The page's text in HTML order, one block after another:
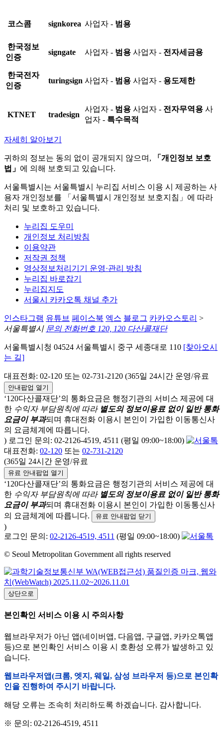
코스콤 signkorea 사업자 - 범용
한국정보
인증
signgate 사업자 - 범용 사업자 - 전자세금용
한국전자
인증
turingsign 사업자 - 범용 사업자 - 용도제한
KTNET tradesign
사업자 - 범용 사업자 - 전자무역용 사
업자 - 특수목적
자세히 알아보기
귀하의 정보는 동의 없이 공개되지 않으며,
「개인정보 보호
법」 에 의해 보호되고 있습니다.
서울특별시는 서울특별시 누리집 서비스 이용 시 제공하는 사
용자 개인정보를 「서울특별시 개인정보 보호지침」에 따라
처리 및 보호하고 있습니다.
누리집 도우미
개인정보 처리방침
이용약관
저작권 정책
영상정보처리기기 운영·관리 방침
누리집 바로잡기
누리집지도
서울시 카카오톡 채널 추가
인스타그램 유튜브 페이스북 엑스 블로그 카카오스토리 >
서울특별시 문의 전화번호 120, 120 다산콜재단
서울특별시청 04524 서울특별시 중구 세종대로 110 [찾아오시
는 길]
대표전화: 02-120 또는 02-731-2120 (365일 24시간 운영/유료
안내팝업 열기
‘120다산콜재단’의 통화요금은 행정기관의 서비스 제공에 대
한 수익자 부담원칙에 따라 별도의 정보이용료 없이 일반 통화
요금이 부과되며 휴대전화 이용시 본인이 가입한 이동통신사
의 요금체계에 따릅니다.
) 로그인 문의: 02-2126-4519, 4511 (평일 09:00~18:00)
대표전화: 02-120 또는 02-731-2120
(365일 24시간 운영/유료
유료 안내팝업 열기
‘120다산콜재단’의 통화요금은 행정기관의 서비스 제공에 대
한 수익자 부담원칙에 따라 별도의 정보이용료 없이 일반 통화
요금이 부과되며 휴대전화 이용시 본인이 가입한 이동통신사
의 요금체계에 따릅니다.
유료 안내팝업 닫기
)
로그인 문의: 02-2126-4519, 4511 (평일 09:00~18:00)
© Seoul Metropolitan Government all rights reserved
상단으로
본인확인 서비스 이용 시 주의사항
웹브라우저가 아닌 앱(네이버앱, 다음앱, 구글앱, 카카오톡앱
등)으로 본인확인 서비스 이용 시 호환성 오류가 발생하고 있
습니다.
웹브라우저앱(크롬, 엣지, 웨일, 삼성 브라우저 등)으로 본인확
인을 진행하여 주시기 바랍니다.
해당 오류는 조속히 처리하도록 하겠습니다. 감사합니다.
※ 문의: 02-2126-4519, 4511